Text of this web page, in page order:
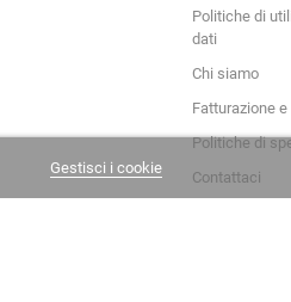
Politiche di
dati
Chi siamo
Fatturazione
Politiche di
Contattaci
Gestisci i cookie